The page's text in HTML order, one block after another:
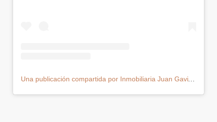
Una publicación compartida por Inmobiliaria Juan Gaviria (@juangaviriainmobiliaria)